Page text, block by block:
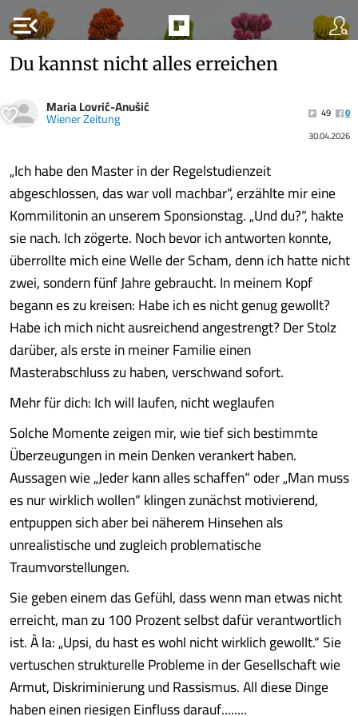
menu_open
Du kannst nicht alles erreichen
Maria Lovrić-Anušić
Wiener Zeitung 49
0
30.04.2026
„Ich habe den Master in der Regelstudienzeit
abgeschlossen, das war voll machbar“, erzählte mir eine
Kommilitonin an unserem Sponsionstag. „Und du?“, hakte
sie nach. Ich zögerte. Noch bevor ich antworten konnte,
überrollte mich eine Welle der Scham, denn ich hatte nicht
zwei, sondern fünf Jahre gebraucht. In meinem Kopf
begann es zu kreisen: Habe ich es nicht genug gewollt?
Habe ich mich nicht ausreichend angestrengt? Der Stolz
darüber, als erste in meiner Familie einen
Masterabschluss zu haben, verschwand sofort.
Mehr für dich: Ich will laufen, nicht weglaufen
Solche Momente zeigen mir, wie tief sich bestimmte
Überzeugungen in mein Denken verankert haben.
Aussagen wie „Jeder kann alles schaffen“ oder „Man muss
es nur wirklich wollen“ klingen zunächst motivierend,
entpuppen sich aber bei näherem Hinsehen als
unrealistische und zugleich problematische
Traumvorstellungen.
Sie geben einem das Gefühl, dass wenn man etwas nicht
erreicht, man zu 100 Prozent selbst dafür verantwortlich
ist. À la: „Upsi, du hast es wohl nicht wirklich gewollt.“ Sie
vertuschen strukturelle Probleme in der Gesellschaft wie
Armut, Diskriminierung und Rassismus. All diese Dinge
haben einen riesigen Einfluss darauf........